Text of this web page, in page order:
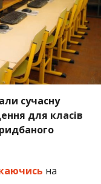
сучасну
для класів
на